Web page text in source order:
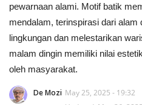
Bootcamp
Gallery Shop
Kontak
pewarnaan alami. Motif batik
mendalam, terinspirasi dari alam
lingkungan dan melestarikan
malam dingin memiliki nilai
oleh masyarakat.
De Mozi May 25, 2025 - 19:32